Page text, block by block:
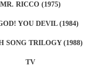
MR. RICCO (1975)
YOU DEVIL (1984)
SONG TRILOGY (1988)
TV